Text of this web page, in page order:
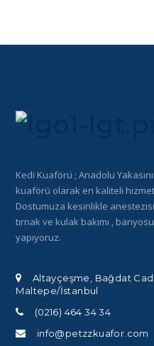
Kedi Kuaförü ; Anadolu
kuaförü olarak en kaliteli
Dostumuza kesinlikle
tırnak ve kulak bakımı ,
yapıyoruz.
Altayçeşme, Bağdat
Maltepe/İstanbul
(0216) 464 34 34
info@petzzkuafor.com